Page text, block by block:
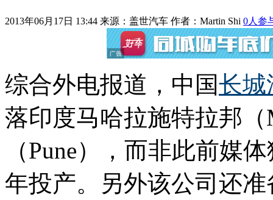
2013年06月17日 13:44 来源：盖世汽车 作者： Martin Shi 0人参
综合外电报道，中国长城
落印度马哈拉施特拉邦（
（Pune），而非此前媒
年投产。另外该公司还准